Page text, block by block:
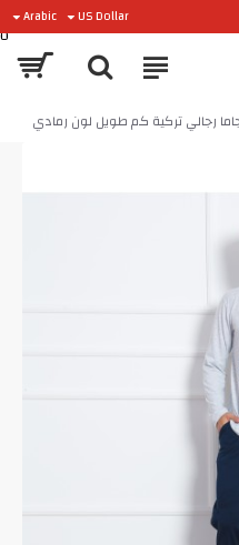
US Dollar
Arabic
0
رجالي تركية كم طويل لون رمادي